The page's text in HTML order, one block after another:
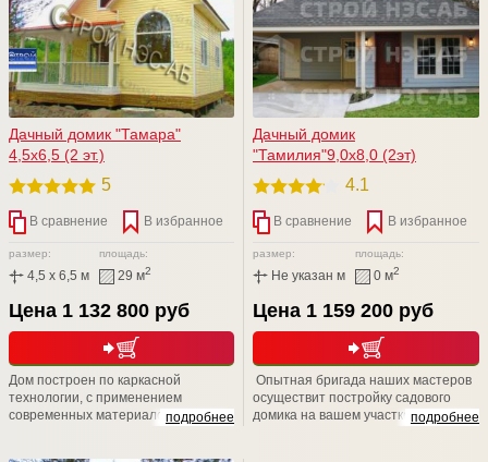
Дачный домик "Тамара"
4,5х6,5 (2 эт.)
5
В сравнение В избранное
размер:
4,5 x 6,5 м
площадь:
29 м2
Цена 1 132 800 руб
подробнее
Дом построен по каркасной
технологии, с применением
современных материалов. Простой,
Дачный домик
"Тамилия"9,0х8,0 (2эт)
4.1
В сравнение В избранное
размер:
Не указан м
площадь:
0 м2
Цена 1 159 200 руб
подробнее
Опытная бригада наших мастеров
осуществит постройку садового
домика на вашем участке в